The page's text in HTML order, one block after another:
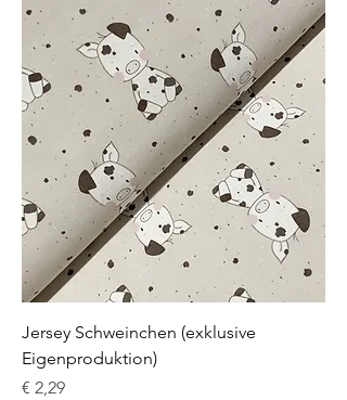
2
9
0
p
o
1
e
t
e
r
Jersey Schweinchen (exklusive
Eigenproduktion)
Preis
€ 2,29